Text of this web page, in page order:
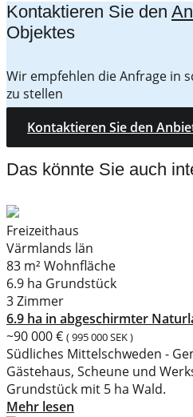
Kontaktieren Sie den
Objektes
Wir empfehlen die Anfrage in
zu stellen
Kontaktieren Sie den
Das könnte Sie auch
Freizeithaus
Värmlands län
83 m² Wohnfläche
6.9 ha Grundstück
3 Zimmer
6.9 ha in abgeschirmter
~90 000 € ( 995 000 SEK )
Südliches Mittelschweden -
Gästehaus, Scheune und
Grundstück mit 5 ha Wald.
Mehr lesen